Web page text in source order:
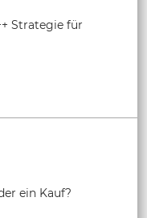
Strategie für
ein Kauf?